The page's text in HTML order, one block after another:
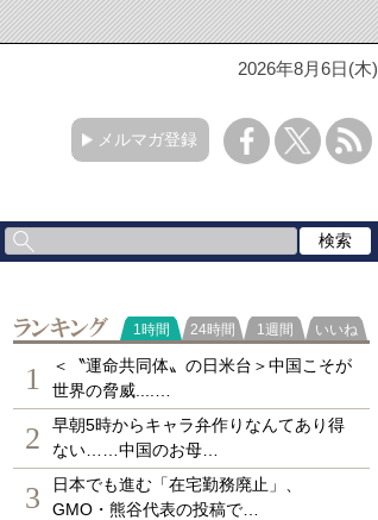
2026年8月6日(木)
メルマガ登録
ランキング
1時間 24時間 1週間 いいね
1
＜〝運命共同体〟の日米台＞中国こそが
世界の脅威....…
2
早朝5時からキャラ弁作りなんてあり得
ない……中国のお母…
3
日本でも進む「在宅勤務廃止」、
GMO・熊谷代表の投稿で…